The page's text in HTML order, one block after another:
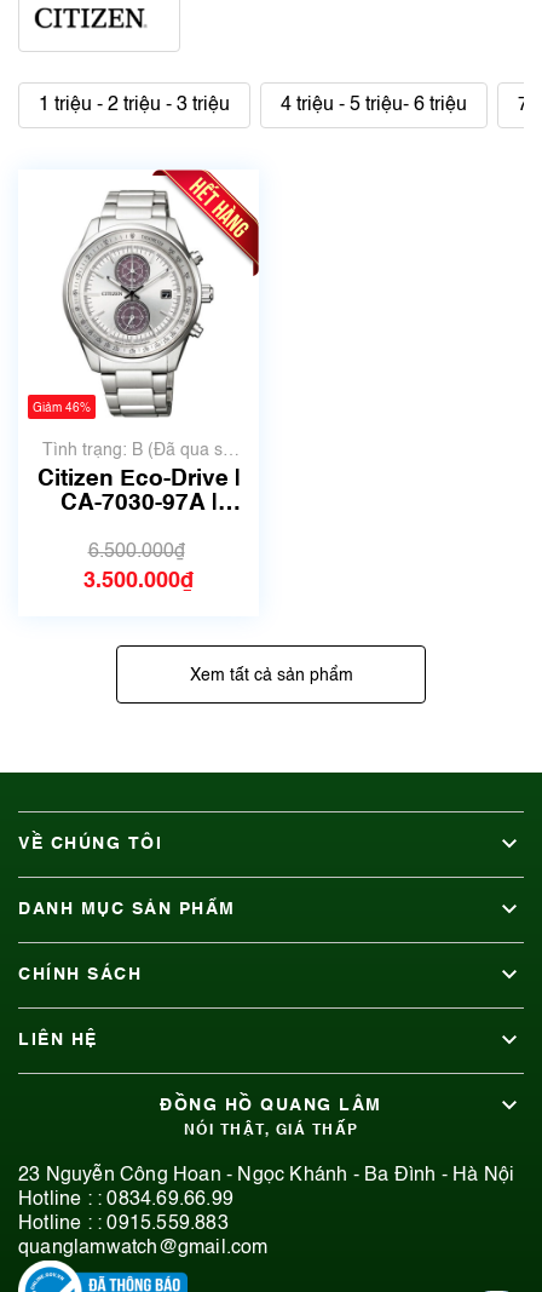
1 triệu - 2 triệu - 3 triệu 4 triệu - 5 triệu- 6 triệu 7
Giảm 46%
Tình trạng: B (Đã qua sử
dụng, hàng đẹp, có chút
xước dăm)
Citizen Eco-Drive |
CA-7030-97A |
41mm | Mã số 4658
6.500.000₫
3.500.000₫
Xem tất cả sản phẩm
VỀ CHÚNG TÔI
DANH MỤC SẢN PHẨM
CHÍNH SÁCH
LIÊN HỆ
ĐỒNG HỒ QUANG LÂM
NÓI THẬT, GIÁ THẤP
23 Nguyễn Công Hoan - Ngọc Khánh - Ba Đình - Hà Nội
Hotline : :0834.69.66.99
Hotline : :0915.559.883
quanglamwatch@gmail.com